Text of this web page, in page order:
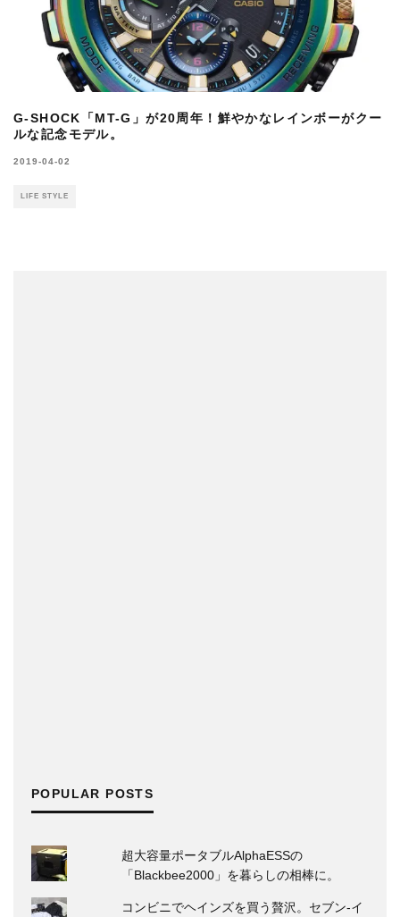
G-SHOCK「MT-G」が20周年！鮮やかなレインボーがクー
ルな記念モデル。
2019-04-02
LIFE STYLE
POPULAR POSTS
超大容量ポータブルAlphaESSの
「Blackbee2000」を暮らしの相棒に。
コンビニでヘインズを買う贅沢。セブン‐イ